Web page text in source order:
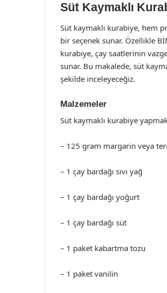
Süt Kaymaklı
Süt kaymaklı kurabiye, hem
bir seçenek sunar. Özellikle
kurabiye, çay saatlerinin
sunar. Bu makalede, süt
şekilde inceleyeceğiz.
Malzemeler
Süt kaymaklı kurabiye
– 125 gram margarin veya
– 1 çay bardağı sıvı yağ
– 1 çay bardağı yoğurt
– 1 çay bardağı süt
– 1 paket kabartma tozu
– 1 paket vanilin